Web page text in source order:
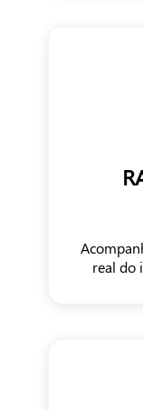
real do